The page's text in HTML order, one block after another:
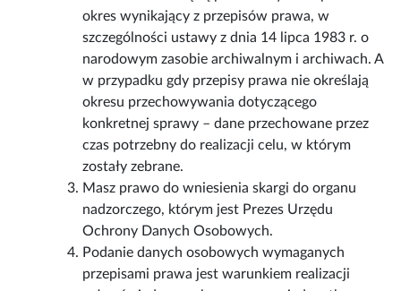
okres wynikający z przepisów prawa, w
szczególności ustawy z dnia 14 lipca 1983 r. o
narodowym zasobie archiwalnym i archiwach. A
w przypadku gdy przepisy prawa nie określają
okresu przechowywania dotyczącego
konkretnej sprawy – dane przechowane przez
czas potrzebny do realizacji celu, w którym
zostały zebrane.
Masz prawo do wniesienia skargi do organu
nadzorczego, którym jest Prezes Urzędu
Ochrony Danych Osobowych.
Podanie danych osobowych wymaganych
przepisami prawa jest warunkiem realizacji